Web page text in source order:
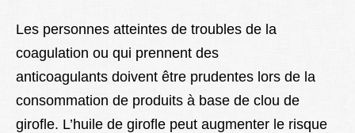
Les personnes atteintes de troubles de la
coagulation ou qui prennent des
anticoagulants doivent être prudentes lors de la
consommation de produits à base de clou de
girofle. L’huile de girofle peut augmenter le risque